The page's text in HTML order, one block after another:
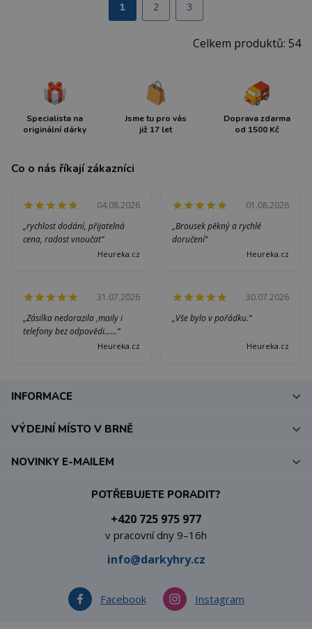
1 2 3
Celkem produktů: 54
Specialista na
originální dárky
Jsme tu pro vás
již 17 let
Doprava zdarma
od 1500 Kč
Co o nás říkají zákazníci
04.08.2026
„rychlost dodání, přijatelná
cena, radost vnoučat“
Heureka.cz
01.08.2026
„Brousek pěkný a rychlé
doručení“
Heureka.cz
31.07.2026
„Zásilka nedorazila ,maily i
telefony bez odpovědi......“
Heureka.cz
30.07.2026
„Vše bylo v pořádku.“
Heureka.cz
INFORMACE
VÝDEJNÍ MÍSTO V BRNĚ
POTŘEBUJETE PORADIT?
+420 725 975 977
v pracovní dny 9–16h
info@darkyhry.cz
Facebook Instagram
NOVINKY E-MAILEM